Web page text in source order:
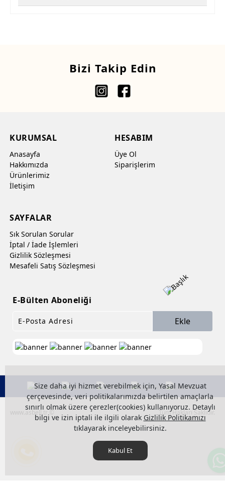
Size daha iyi hizmet verebilmek için, Yasal Mevzuat
çerçevesinde, veri politikalarımızda belirtilen amaçlarla
sınırlı olmak üzere çerezler(cookies) kullanıyoruz. Detaylı
bilgi ve izin iptali ile ilgili olarak Gizlilik Politikamızı
tıklayarak inceleyebilirsiniz.
Kabul Et
Bizi Takip Edin
KURUMSAL
Anasayfa
Hakkımızda
Ürünlerimiz
İletişim
HESABIM
Üye Ol
Siparişlerim
SAYFALAR
Sık Sorulan Sorular
İptal / İade İşlemleri
Gizlilik Sözleşmesi
Mesafeli Satış Sözleşmesi
E-Bülten Aboneliği
Ekle
www.asbell.tr © Tüm Hakları Saklıdır.